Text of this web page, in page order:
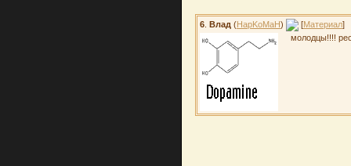
6 Влад (HapKoMaH) [Материал]
молодцы!!!!